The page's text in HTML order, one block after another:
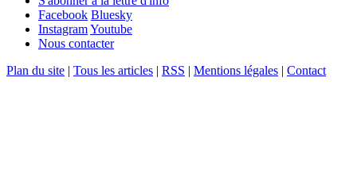
Facebook Bluesky
InstagramYoutube
Nous contacter
Plan du site | Tous les articles | RSS | Mentions légales | Contact